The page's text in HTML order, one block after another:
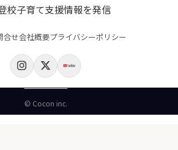
校子育て支援情報を発信
合せ会社概要プライバシーポリシー
© Cocon inc.